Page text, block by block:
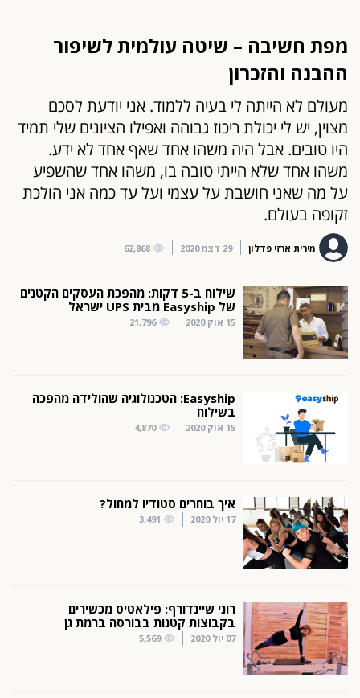
מפת חשיבה – שיטה עולמית לשיפור
ההבנה והזכרון
מעולם לא הייתה לי בעיה ללמוד. אני יודעת לסכם
מצוין, יש לי יכולת ריכוז גבוהה ואפילו הציונים שלי תמיד
היו טובים. אבל היה משהו אחד שאף אחד לא ידע.
משהו אחד שלא הייתי טובה בו, משהו אחד שהשפיע
על מה שאני חושבת על עצמי ועל עד כמה אני הולכת
זקופה בעולם.
מירית ארזי פדלון 29 דצמ 2020 62,868
שילוח ב-5 דקות: מהפכת העסקים הקטנים
של Easyship מבית UPS ישראל
15 אוק 2020 21,796
Easyship: הטכנולוגיה שהולידה מהפכה
בשילוח
15 אוק 2020 4,870
איך בוחרים סטודיו למחול?
17 יול 2020 3,491
רוני שיינדורף: פילאטיס מכשירים
בקבוצות קטנות בבורסה ברמת גן
07 יול 2020 5,569